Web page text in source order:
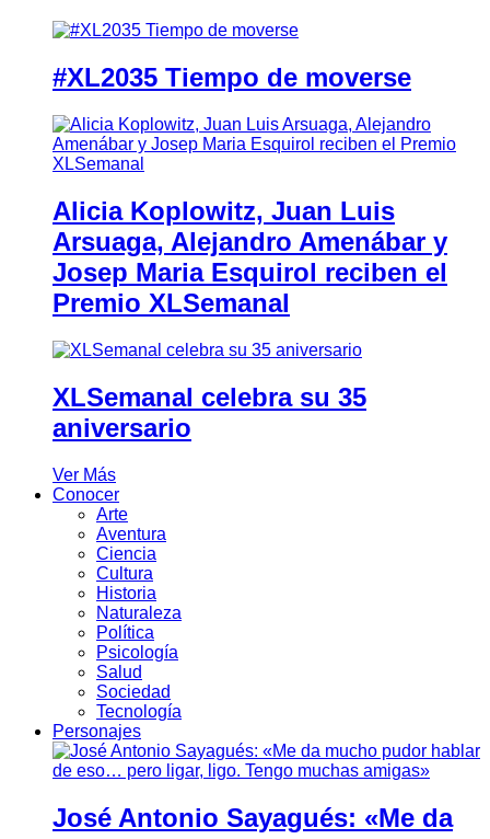
#XL2035 Tiempo de moverse
Alicia Koplowitz, Juan Luis
Arsuaga, Alejandro Amenábar y
Josep Maria Esquirol reciben el
Premio XLSemanal
XLSemanal celebra su 35
aniversario
Ver Más
Conocer
Arte
Aventura
Ciencia
Cultura
Historia
Naturaleza
Política
Psicología
Salud
Sociedad
Tecnología
Personajes
José Antonio Sayagués: «Me da